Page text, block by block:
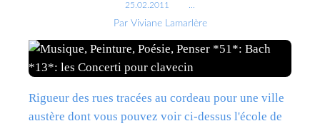
25.02.2011
Par Viviane Lamarlère
Rigueur des rues tracées au cordeau pour une ville
austère dont vous pouvez voir ci-dessus l'école de